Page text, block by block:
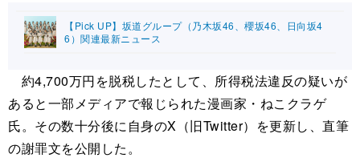
【Pick UP】坂道グループ（乃木坂46、櫻坂46、日向坂4
6）関連最新ニュース
約4,700万円を脱税したとして、所得税法違反の疑いが
あると一部メディアで報じられた漫画家・ねこクラゲ
氏。その数十分後に自身のX（旧Twitter）を更新し、直筆
の謝罪文を公開した。